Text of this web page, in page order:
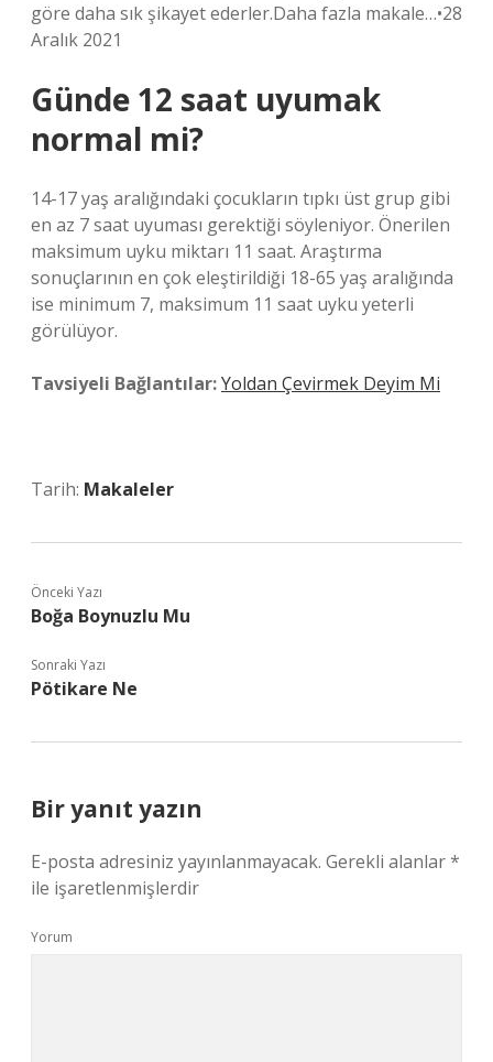
göre daha sık şikayet ederler.Daha fazla makale…•28
Aralık 2021
Günde 12 saat uyumak
normal mi?
14-17 yaş aralığındaki çocukların tıpkı üst grup gibi
en az 7 saat uyuması gerektiği söyleniyor. Önerilen
maksimum uyku miktarı 11 saat. Araştırma
sonuçlarının en çok eleştirildiği 18-65 yaş aralığında
ise minimum 7, maksimum 11 saat uyku yeterli
görülüyor.
Tavsiyeli Bağlantılar:Yoldan Çevirmek Deyim Mi
Tarih: Makaleler
Önceki Yazı
Boğa Boynuzlu Mu
Sonraki Yazı
Pötikare Ne
Bir yanıt yazın
E-posta adresiniz yayınlanmayacak. Gerekli alanlar*
ile işaretlenmişlerdir
Yorum